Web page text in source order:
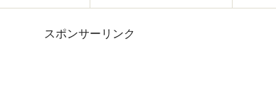
スポンサーリンク